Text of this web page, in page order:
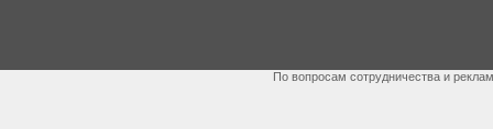
По вопросам сотрудничества и